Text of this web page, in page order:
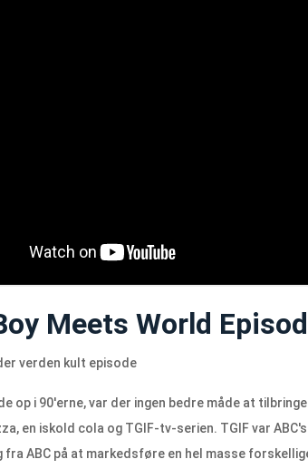
Meets World
op i 90'erne, var der ingen bedre måde at
en iskold cola og TGIF-tv-serien. TGIF var
ABC på at markedsføre en hel masse